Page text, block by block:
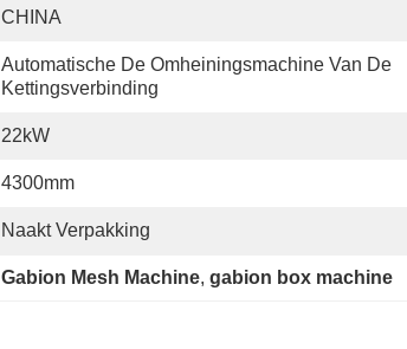
CHINA
Automatische De Omheiningsmachine Van De
Kettingsverbinding
22kW
4300mm
Naakt Verpakking
Gabion Mesh Machine, gabion box machine